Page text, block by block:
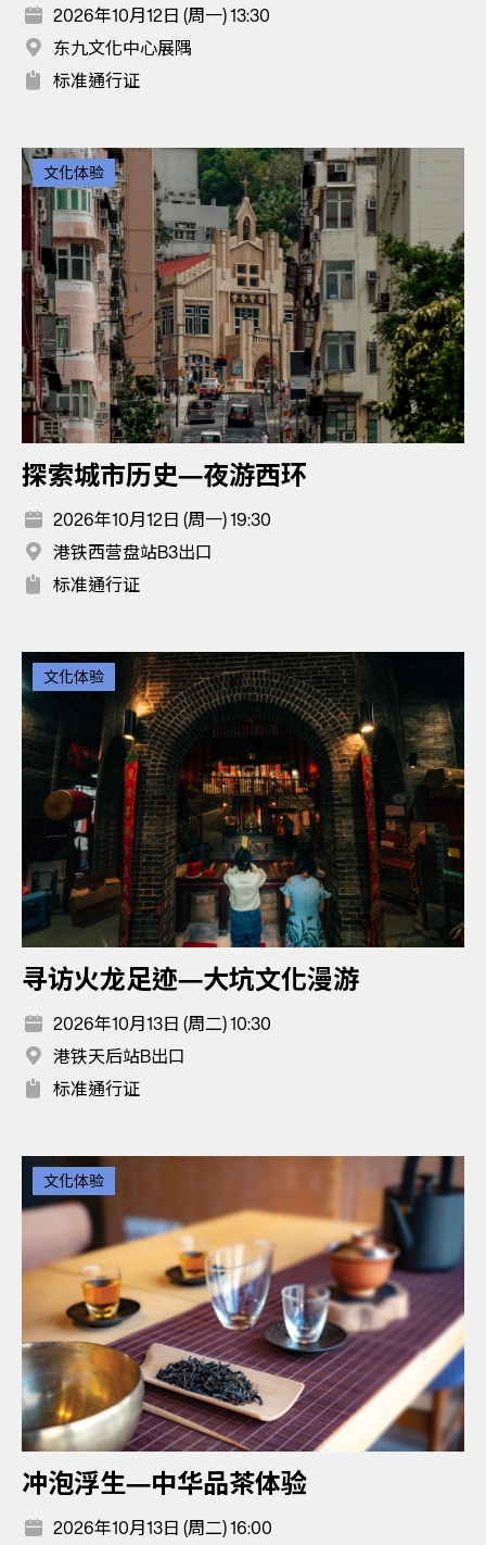
2026年10月12日 (周一) 13:30
东九文化中心展隅
标准通行证
文化体验
探索城市历史—夜游西环
2026年10月12日 (周一) 19:30
港铁西营盘站B3出口
标准通行证
文化体验
寻访火龙足迹—大坑文化漫游
2026年10月13日 (周二) 10:30
港铁天后站B出口
标准通行证
文化体验
冲泡浮生—中华品茶体验
2026年10月13日 (周二) 16:00